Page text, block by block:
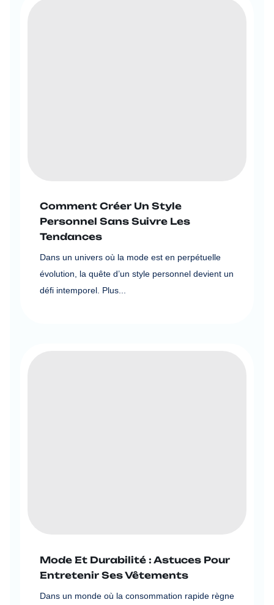
Comment Créer Un Style
Personnel Sans Suivre Les
Tendances
Dans un univers où la mode est en perpétuelle
évolution, la quête d’un style personnel devient un
défi intemporel. Plus...
Mode Et Durabilité : Astuces Pour
Entretenir Ses Vêtements
Dans un monde où la consommation rapide règne